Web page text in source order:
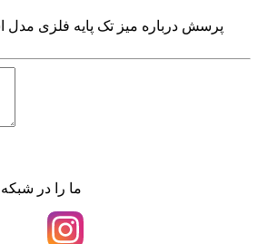
پرسش درباره میز تک پایه فلزی مدل
ما را در